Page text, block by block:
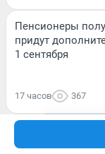
Пенсионеры
придут
1 сентября
17 часов 367
На Кубани
беспилотников: